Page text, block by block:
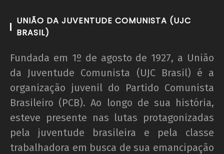
UNIÃO DA JUVENTUDE COMUNISTA (UJC
BRASIL)
Fundada em 1º de agosto de 1927, a União
da Juventude Comunista (UJC Brasil) é a
organização juvenil do Partido Comunista
Brasileiro (PCB). Ao longo de sua história,
esteve presente nas lutas protagonizadas
pela juventude brasileira e pela classe
trabalhadora em busca de sua emancipação